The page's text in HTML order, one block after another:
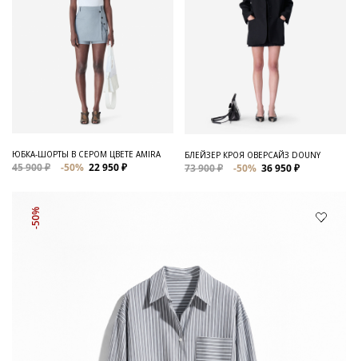
ЮБКА-ШОРТЫ В СЕРОМ ЦВЕТЕ AMIRA
45 900 ₽ -50% 22 950 ₽
БЛЕЙЗЕР КРОЯ ОВЕРСАЙЗ DOUNY
73 900 ₽ -50% 36 950 ₽
-50%